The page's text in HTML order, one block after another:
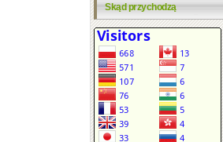
Skąd przychodzą